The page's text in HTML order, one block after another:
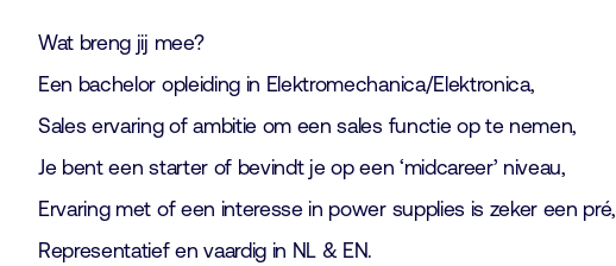
Wat breng jij mee?
Een bachelor opleiding in Elektromechanica/Elektronica,
Sales ervaring of ambitie om een sales functie op te nemen,
Je bent een starter of bevindt je op een ‘midcareer’ niveau,
Ervaring met of een interesse in power supplies is zeker een pré,
Representatief en vaardig in NL & EN.